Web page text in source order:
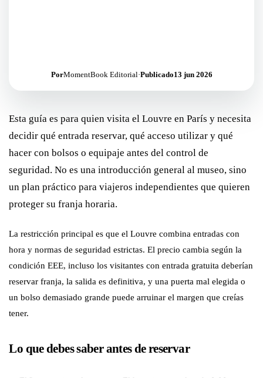
PorMomentBook Editorial·Publicado13 jun 2026
Esta guía es para quien visita el Louvre en París y necesita
decidir qué entrada reservar, qué acceso utilizar y qué
hacer con bolsos o equipaje antes del control de
seguridad. No es una introducción general al museo, sino
un plan práctico para viajeros independientes que quieren
proteger su franja horaria.
La restricción principal es que el Louvre combina entradas con
hora y normas de seguridad estrictas. El precio cambia según la
condición EEE, incluso los visitantes con entrada gratuita deberían
reservar franja, la salida es definitiva, y una puerta mal elegida o
un bolso demasiado grande puede arruinar el margen que creías
tener.
Lo que debes saber antes de reservar